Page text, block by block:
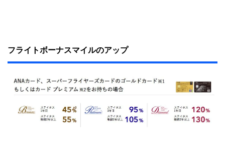
フライトボーナスマイルのアップ